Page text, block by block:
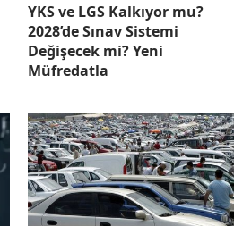
YKS ve LGS Kalkıyor mu?
2028’de Sınav Sistemi
Değişecek mi? Yeni
Müfredatla